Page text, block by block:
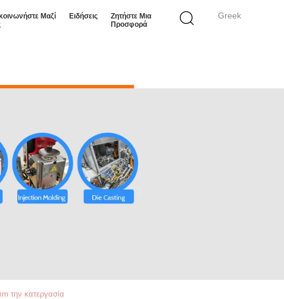
Greek
Μαζί
Ειδήσεις
Ζητήστε Μια
Προσφορά
την κατεργασία